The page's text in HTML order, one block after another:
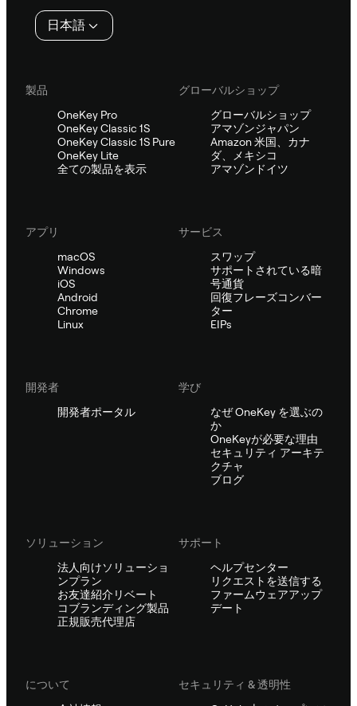
日本語
製品
OneKey Pro
OneKey Classic 1S
OneKey Classic 1S Pure
OneKey Lite
全ての製品を表示
グローバルショップ
グローバルショップ
アマゾンジャパン
Amazon 米国、カナ
ダ、メキシコ
アマゾンドイツ
アプリ
macOS
Windows
iOS
Android
Chrome
Linux
サービス
スワップ
サポートされている暗
号通貨
回復フレーズコンバー
ター
EIPs
開発者
開発者ポータル
学び
なぜ OneKey を選ぶの
か
OneKeyが必要な理由
セキュリティ アーキテ
クチャ
ブログ
ソリューション
法人向けソリューショ
ンプラン
お友達紹介リベート
コブランディング製品
正規販売代理店
サポート
ヘルプセンター
リクエストを送信する
ファームウェアアップ
デート
について
セキュリティ & 透明性